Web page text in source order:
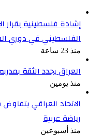
إشادة فلسطينية بقرار
الفلسطيني في دوري
منذ 23 ساعة
العراق يجدد الثقة بمدربه حتى عام
منذ يومين
الاتحاد العراقي
رياضة عربية
منذ أسبوعين